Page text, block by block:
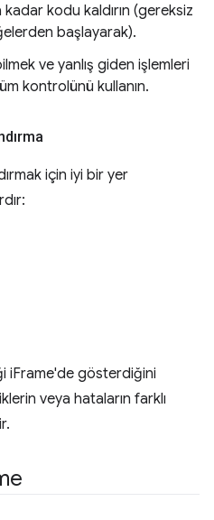
kodu kaldırın (gereksiz
başlayarak).
ve yanlış giden işlemleri
kontrolünü kullanın.
için iyi bir yer
iFrame'de gösterdiğini
veya hataların farklı